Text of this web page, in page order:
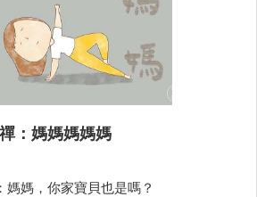
：媽媽媽媽媽
媽媽，你家寶貝也是嗎？